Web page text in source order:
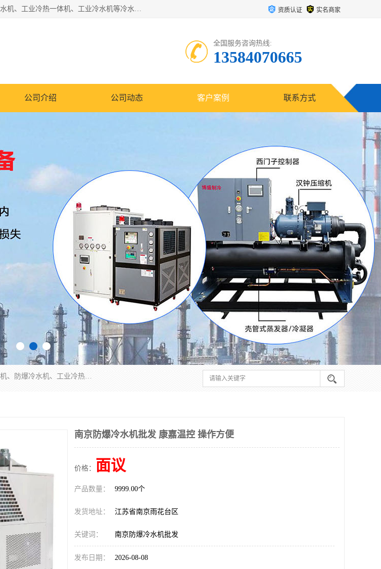
南京康嘉温控设备有限公司是一家工业冷水机厂家，主营产品：低温冷水机、防爆冷水机、工业冷热一体机、工业冷水机等冷水机，公司依托南京工业大学的技术，汇集众多业内技术，不断管理模式，使得我们的产品始终处于国内成员之一水平，在业界享有很高赞誉，是欧洲、北美、中东、东南亚等多个国家和地区。 资质认证 实名商家
全国服务咨询热线:
13584070665
公司介绍 公司动态 客户案例 联系方式
南京康嘉温控设备有限公司是一家工业冷水机厂家，主营产品：低温冷水机、防爆冷水机、工业冷热一体机、工业冷水机等冷水机，公司依托南京工业大学的技术，汇集众多业内技术，不断管理模式，使得我们的产品始终处于国内成员之一水平，在业界享有很高赞誉，是欧洲、北美、中东、东南亚等多个国家和地区。
南京防爆冷水机批发 康嘉温控 操作方便
价格： 面议
产品数量： 9999.00个
发货地址： 江苏省南京雨花台区
关键词： 南京防爆冷水机批发
发布日期： 2026-08-08